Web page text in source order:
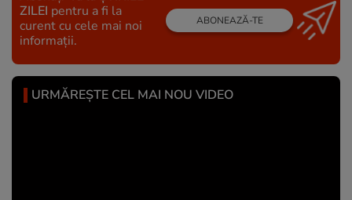
ZILEI pentru a fi la
curent cu cele mai noi
informații.
ABONEAZĂ-TE
URMĂREȘTE CEL MAI NOU VIDEO